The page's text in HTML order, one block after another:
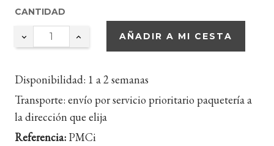
CANTIDAD
AÑADIR A MI CESTA
Disponibilidad: 1 a 2 semanas
Transporte: envío por servicio prioritario paquetería a
la dirección que elija
Referencia: PMCi